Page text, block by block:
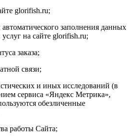
glorifish.ru;
заполнения данных
на сайте glorifish.ru;
заказа;
связи;
и иных исследований (в
сервиса «Яндекс Метрика»,
обезличенные
работы Сайта;